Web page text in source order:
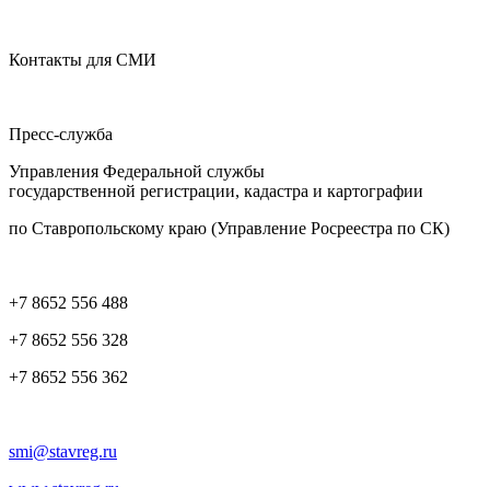
Контакты для СМИ
Пресс-служба
Управления Федеральной службы
государственной регистрации, кадастра и картографии
по Ставропольскому краю (Управление Росреестра по СК)
+7 8652 556 488
+7 8652 556 328
+7 8652 556 362
smi@stavreg.ru